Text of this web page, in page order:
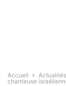
Accueil Actualités
chanteuse